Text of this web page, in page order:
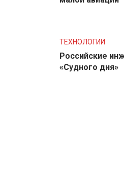
ТЕХНОЛОГИИ
Российские
«Судного дня»